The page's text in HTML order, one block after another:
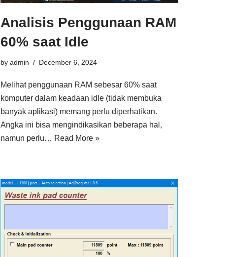
Analisis Penggunaan RAM
60% saat Idle
by admin December 6, 2024
Melihat penggunaan RAM sebesar 60% saat
komputer dalam keadaan idle (tidak membuka
banyak aplikasi) memang perlu diperhatikan.
Angka ini bisa mengindikasikan beberapa hal,
namun perlu… Read More »